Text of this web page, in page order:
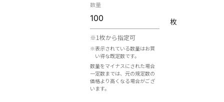
数量
※1枚から指定可
※表示されている数量はお買
い得な既定数です。
数量をマイナスにされた場合
一定数までは、元の規定数の
価格より高くなる場合がござ
います。
枚